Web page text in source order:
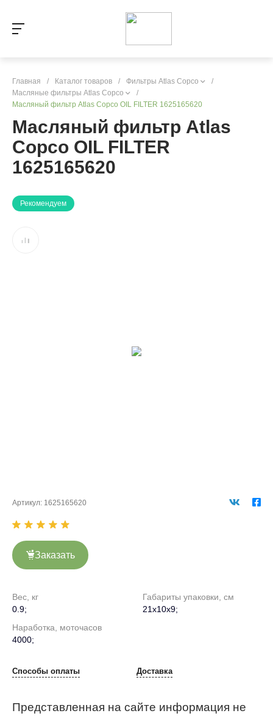
Главная / Каталог товаров / Фильтры Atlas Copco
/
Масляные фильтры Atlas Copco
/
Масляный фильтр Atlas Copco OIL FILTER 1625165620
Масляный фильтр Atlas
Copco OIL FILTER
1625165620
Рекомендуем
Артикул: 1625165620
Заказать
Вес, кг
0.9;
Габариты упаковки, см
21х10х9;
Наработка, моточасов
4000;
Способы оплаты Доставка
Представленная на сайте информация не